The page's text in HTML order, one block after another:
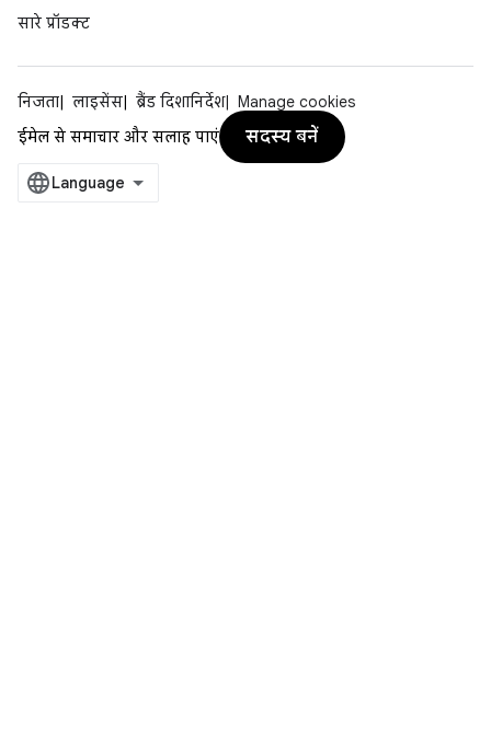
सारे प्रॉडक्ट
निजता लाइसेंस ब्रैंड दिशानिर्देश
Manage cookies
ईमेल से समाचार और सलाह पाएं
सदस्य बनें